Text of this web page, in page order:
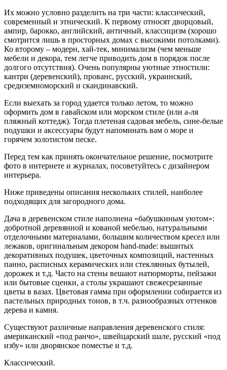
Их можно условно разделить на три части: классический,
современный и этнический. К первому относят дворцовый,
ампир, барокко, английский, античный, классицизм (хорошо
смотрится лишь в просторных домах с высокими потолками).
Ко второму – модерн, хай-тек, минимализм (чем меньше
мебели и декора, тем легче приводить дом в порядок после
долгого отсутствия). Очень популярны уютные этностили:
кантри (деревенский), прованс, русский, украинский,
средиземноморский и скандинавский.
Если выехать за город удается только летом, то можно
оформить дом в гавайском или морском стиле (или а-ля
пляжный коттедж). Тогда плетеная садовая мебель, сине-белые
подушки и аксессуары будут напоминать вам о море и
горячем золотистом песке.
Перед тем как принять окончательное решение, посмотрите
фото в интернете и журналах, посоветуйтесь с дизайнером
интерьера.
Ниже приведены описания нескольких стилей, наиболее
подходящих для загородного дома.
Дача в деревенском стиле наполнена «бабушкиным уютом»:
добротной деревянной и кованой мебелью, натуральными
отделочными материалами, большим количеством кресел или
лежаков, оригинальным декором hand-made: вышитых
декоративных подушек, цветочных композиций, настенных
панно, расписных керамических или стеклянных бутылей,
дорожек и т.д. Часто на стены вешают натюрморты, пейзажи
или бытовые сценки, а столы украшают свежесрезанные
цветы в вазах. Цветовая гамма при оформлении собирается из
пастельных природных тонов, в т.ч. разнообразных оттенков
дерева и камня.
Существуют различные направления деревенского стиля:
американский «под ранчо», швейцарский шале, русский «под
избу» или дворянское поместье и т.д.
Классический.